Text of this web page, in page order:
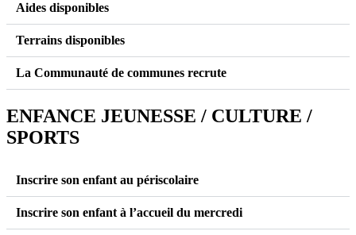
Aides disponibles
Terrains disponibles
La Communauté de communes recrute
ENFANCE JEUNESSE / CULTURE /
SPORTS
Inscrire son enfant au périscolaire
Inscrire son enfant à l’accueil du mercredi